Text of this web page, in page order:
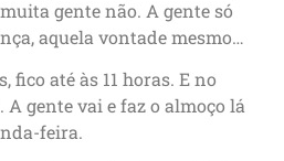
gente não. A gente só
aquela vontade mesmo…
até às 11 horas. E no
gente vai e faz o almoço lá
feira.